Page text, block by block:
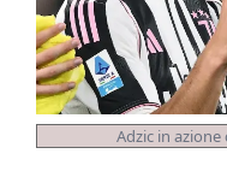
Adzic in